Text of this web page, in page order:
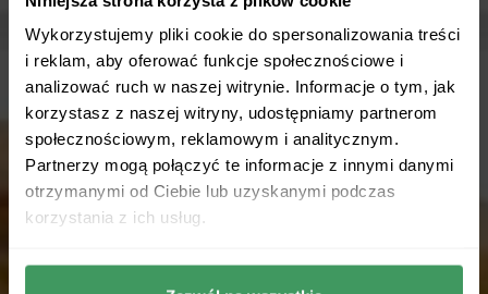
Wykorzystujemy pliki cookie do spersonalizowania treści
i reklam, aby oferować funkcje społecznościowe i
analizować ruch w naszej witrynie. Informacje o tym, jak
korzystasz z naszej witryny, udostępniamy partnerom
społecznościowym, reklamowym i analitycznym.
Partnerzy mogą połączyć te informacje z innymi danymi
otrzymanymi od Ciebie lub uzyskanymi podczas
korzystania z ich usług.